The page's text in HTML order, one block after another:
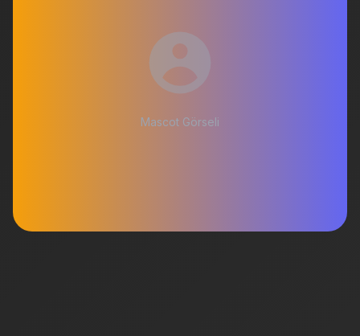
Mascot Görseli